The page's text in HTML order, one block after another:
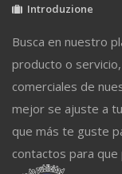
Introduzione
Busca en nuestro
producto o
comerciales de
mejor se ajuste a
que más te guste
contactos para que